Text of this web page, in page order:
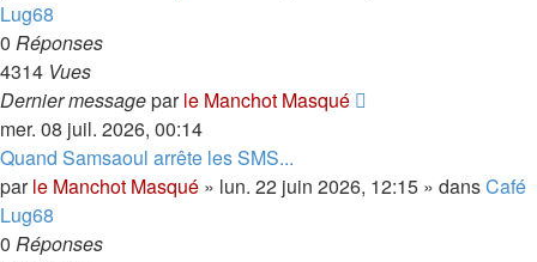
Lug68
0 Réponses
4314 Vues
Dernier messageparle Manchot Masqué
mer. 08 juil. 2026, 00:14
Quand Samsaoul arrête les SMS...
parle Manchot Masqué » lun. 22 juin 2026, 12:15 » dansCafé
Lug68
0 Réponses